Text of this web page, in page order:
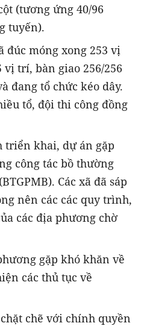
(tương ứng 40/96
tuyến).
đúc móng xong 253 vị
trí, bàn giao 256/256
đang tổ chức kéo dây.
tổ, đội thi công đồng
triển khai, dự án gặp
công tác bồ thường
Các xã đã sáp
nên các các quy trình,
các địa phương chờ
gặp khó khăn về
các thủ tục về
chẽ với chính quyền